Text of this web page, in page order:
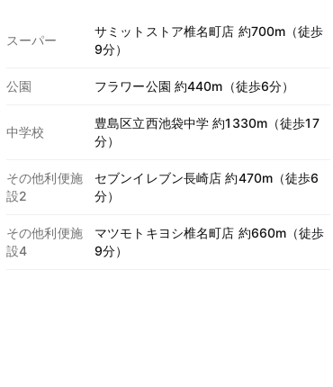
スーパー
サミットストア椎名町店 約700m（徒歩
9分）
公園 フラワー公園 約440m（徒歩6分）
中学校
豊島区立西池袋中学 約1330m（徒歩17
分）
その他利便施
設2
セブンイレブン長崎店 約470m（徒歩6
分）
その他利便施
設4
マツモトキヨシ椎名町店 約660m（徒歩
9分）